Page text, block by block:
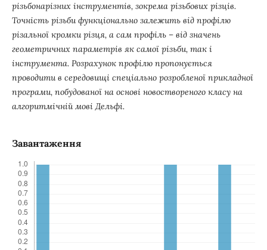
різьбонарізних інструментів, зокрема різьбових різців.
Точність різьби функціонально залежить від профілю
різальної кромки різця, а сам профіль – від значень
геометричних параметрів як самої різьби, так і
інструмента. Розрахунок профілю пропонується
проводити в середовищі спеціально розробленої прикладної
програми, побудованої на основі новоствореного класу на
алгоритмічній мові Дельфі.
Завантаження